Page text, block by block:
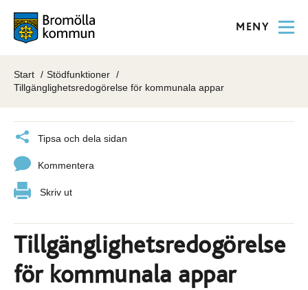
MENY
Start
Stödfunktioner
Tillgänglighetsredogörelse för kommunala appar
Tipsa och dela sidan
Kommentera
Skriv ut
Tillgänglighetsredogörelse
för kommunala appar